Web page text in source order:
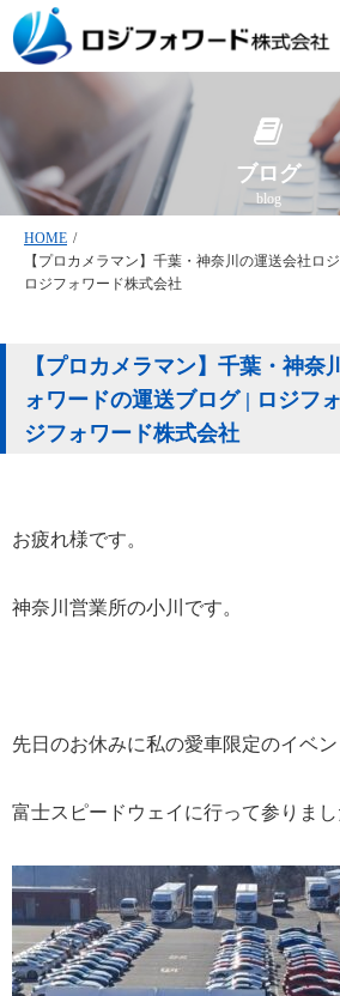
ブログ
blog
HOME /
【プロカメラマン】千葉・神奈川の運送会社ロ
ロジフォワード株式会社
【プロカメラマン】千葉・神奈
ォワードの運送ブログ | ロジフ
ジフォワード株式会社
お疲れ様です。
神奈川営業所の小川です。
先日のお休みに私の愛車限定のイベ
富士スピードウェイに行って参りまし